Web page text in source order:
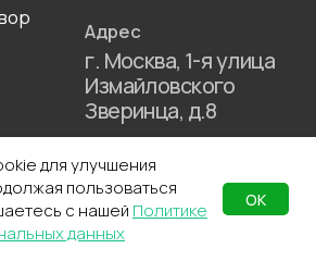
для улучшения
пользоваться
с нашей Политике
данных
ОК